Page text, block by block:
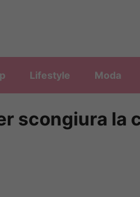
Lifestyle Moda
scongiura la